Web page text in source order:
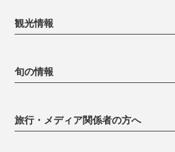
観光情報
旬の情報
旅行・メディア関係者の方へ